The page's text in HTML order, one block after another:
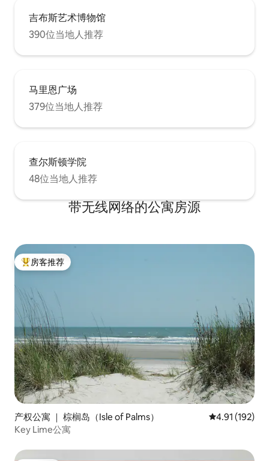
吉布斯艺术博物馆
390位当地人推荐
马里恩广场
379位当地人推荐
查尔斯顿学院
48位当地人推荐
带无线网络的公寓房源
热门「房客推荐」
房客推荐
产权公寓 ｜ 棕榈岛（Isle of Palms） 平均评分 4.91
4.91 (192)
Key Lime公寓